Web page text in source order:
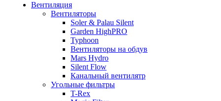
Вентиляция
Вентиляторы
Soler & Palau Silent
Garden HighPRO
Typhoon
Вентиляторы на обдув
Mars Hydro
Silent Flow
Канальный вентилятр
Угольные фильтры
T-Rex